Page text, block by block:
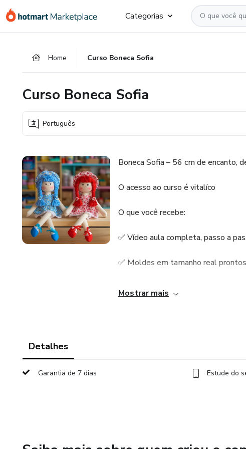
para
para
para
Categorias
Home Curso Boneca Sofia
Curso Boneca Sofia
Português
Boneca Sofia – 56 cm de encanto,
O acesso ao curso é vitalíco
O que você recebe:
✅ Vídeo aula completa, passo a
✅ Moldes em tamanho real
✅ Lista de materiais utilizados no
✅História da Sofia e desenho para
Mostrar mais
Detalhes
Garantia de 7 dias Estude do